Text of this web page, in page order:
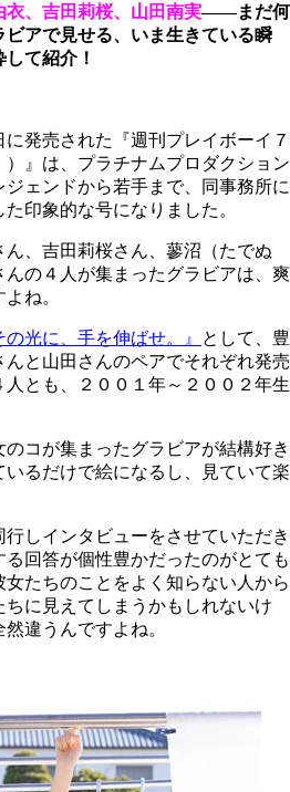
衣、吉田莉桜、山田南実――まだ何
アで見せる、いま生きている瞬
て紹介！
発売された『週刊プレイボーイ７
』は、プラチナムプロダクション
ジェンドから若手まで、同事務所に
印象的な号になりました。
、吉田莉桜さん、蓼沼（たでぬ
んの４人が集まったグラビアは、爽
ね。
の光に、手を伸ばせ。』
として、豊
と山田さんのペアでそれぞれ発売
とも、２００１年～２００２年生
コが集まったグラビアが結構好き
るだけで絵になるし、見ていて楽
しインタビューをさせていただき
回答が個性豊かだったのがとても
たちのことをよく知らない人から
ちに見えてしまうかもしれないけ
違うんですよね。